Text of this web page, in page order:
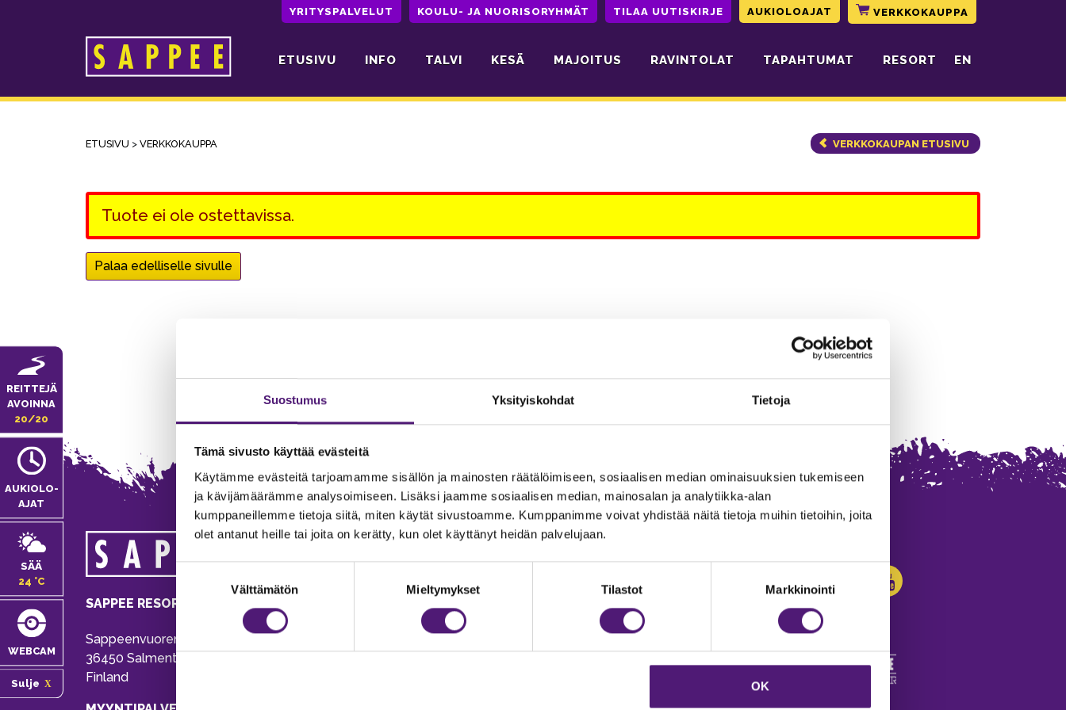
Suostumus Yksityiskohdat Tietoja
Tämä sivusto käyttää evästeitä
Käytämme evästeitä tarjoamamme sisällön ja mainosten räätälöimiseen, sosiaalisen median ominaisuuksien tukemiseen
ja kävijämäärämme analysoimiseen. Lisäksi jaamme sosiaalisen median, mainosalan ja analytiikka-alan
kumppaneillemme tietoja siitä, miten käytät sivustoamme. Kumppanimme voivat yhdistää näitä tietoja muihin tietoihin, joita
olet antanut heille tai joita on kerätty, kun olet käyttänyt heidän palvelujaan.
Välttämätön Mieltymykset Tilastot Markkinointi
OK
YRITYSPALVELUT KOULU- JA NUORISORYHMÄT TILAA UUTISKIRJE AUKIOLOAJAT VERKKOKAUPPA
Päävalikko ETUSIVU INFO TALVI KESÄ MAJOITUS RAVINTOLAT TAPAHTUMAT RESORT EN
REITTEJÄ
AVOINNA
20/20
AUKIOLO­
AJAT
SÄÄ
24 °C
WEBCAM
Sulje
ETUSIVU > VERKKOKAUPPA VERKKOKAUPAN ETUSIVU
Tuote ei ole ostettavissa.
Palaa edelliselle sivulle
SAPPEE RESORT
Sappeenvuorentie 200
36450 Salmentaka, Pälkäne
Finland
MAJOITUS
020 755 9975
majoitus@sappee.fi
Vastuullisuus
Avoimet työpaikat
Anna palautetta
Evästeasetukset